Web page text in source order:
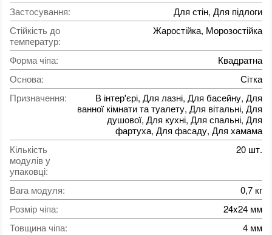
Застосування:
Для стін, Для підлоги
Стійкість до
температур:
Жаростійка, Морозостійка
Форма чіпа:
Квадратна
Основа:
Сітка
Призначення:
В інтер'єрі, Для лазні, Для басейну, Для
ванної кімнати та туалету, Для вітальні, Для
душової, Для кухні, Для спальні, Для
фартуха, Для фасаду, Для хамама
Кількість
модулів у
упаковці:
20 шт.
Вага модуля:
0,7 кг
Розмір чіпа:
24x24 мм
Товщина чіпа:
4 мм